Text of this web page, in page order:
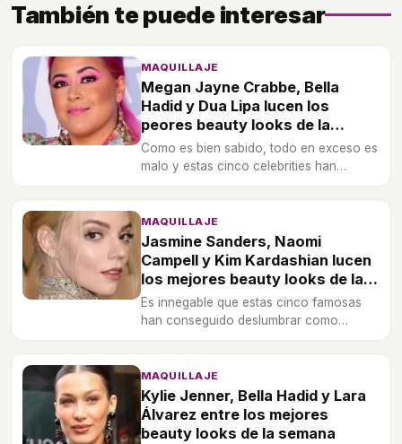
También te puede interesar
MAQUILLAJE
Megan Jayne Crabbe, Bella
Hadid y Dua Lipa lucen los
peores beauty looks de la
semana
Como es bien sabido, todo en exceso es
malo y estas cinco celebrities han
de la semana.
MAQUILLAJE
Jasmine Sanders, Naomi
Campell y Kim Kardashian lucen
los mejores beauty looks de la
semana
Es innegable que estas cinco famosas
han conseguido deslumbrar como
MAQUILLAJE
Kylie Jenner, Bella Hadid y Lara
Álvarez entre los mejores
beauty looks de la semana